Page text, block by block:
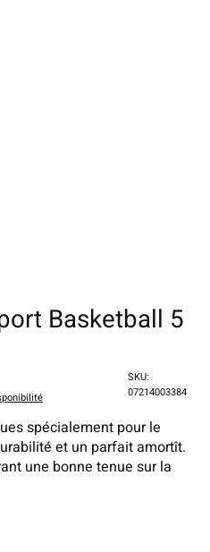
Basketball 5
SKU:
07214003384
spécialement pour le
et un parfait amortît.
une bonne tenue sur la